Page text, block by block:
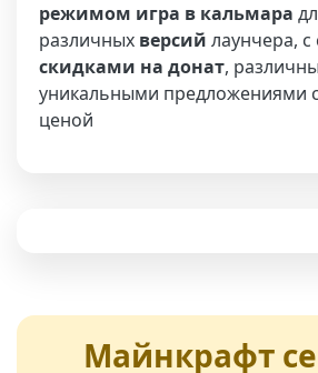
режимом игра в кальмара
различных версий лаунчера,
скидками на донат,
уникальными предложениями
ценой
Майнкрафт